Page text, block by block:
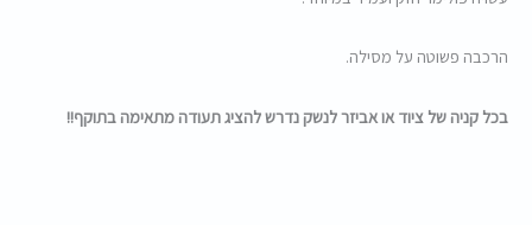
הרכבה פשוטה על מסילה.
בכל קניה של ציוד או אביזר לנשק נדרש להציג תעודה מתאימה בתוקף!!